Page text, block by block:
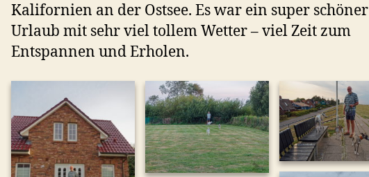
Kalifornien an der Ostsee. Es war ein super schöner
Urlaub mit sehr viel tollem Wetter – viel Zeit zum
Entspannen und Erholen.